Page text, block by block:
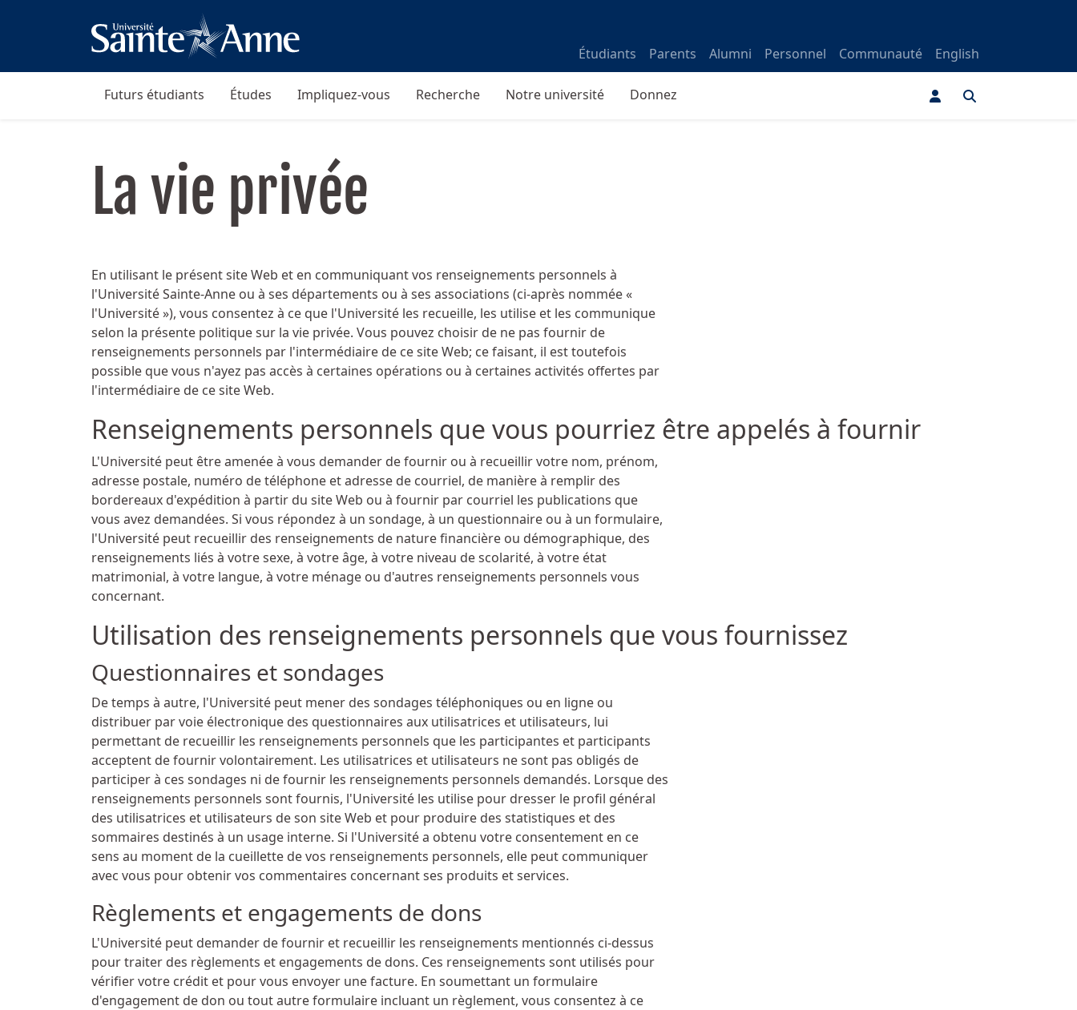
Étudiants Parents Alumni Personnel Communauté English
Futurs étudiants Études Impliquez-vous Recherche Notre université Donnez
La vie privée
En utilisant le présent site Web et en communiquant vos renseignements personnels à
l'Université Sainte-Anne ou à ses départements ou à ses associations (ci-après nommée «
l'Université »), vous consentez à ce que l'Université les recueille, les utilise et les communique
selon la présente politique sur la vie privée. Vous pouvez choisir de ne pas fournir de
renseignements personnels par l'intermédiaire de ce site Web; ce faisant, il est toutefois
possible que vous n'ayez pas accès à certaines opérations ou à certaines activités offertes par
l'intermédiaire de ce site Web.
Renseignements personnels que vous pourriez être appelés à fournir
L'Université peut être amenée à vous demander de fournir ou à recueillir votre nom, prénom,
adresse postale, numéro de téléphone et adresse de courriel, de manière à remplir des
bordereaux d'expédition à partir du site Web ou à fournir par courriel les publications que
vous avez demandées. Si vous répondez à un sondage, à un questionnaire ou à un formulaire,
l'Université peut recueillir des renseignements de nature financière ou démographique, des
renseignements liés à votre sexe, à votre âge, à votre niveau de scolarité, à votre état
matrimonial, à votre langue, à votre ménage ou d'autres renseignements personnels vous
concernant.
Utilisation des renseignements personnels que vous fournissez
Questionnaires et sondages
De temps à autre, l'Université peut mener des sondages téléphoniques ou en ligne ou
distribuer par voie électronique des questionnaires aux utilisatrices et utilisateurs, lui
permettant de recueillir les renseignements personnels que les participantes et participants
acceptent de fournir volontairement. Les utilisatrices et utilisateurs ne sont pas obligés de
participer à ces sondages ni de fournir les renseignements personnels demandés. Lorsque des
renseignements personnels sont fournis, l'Université les utilise pour dresser le profil général
des utilisatrices et utilisateurs de son site Web et pour produire des statistiques et des
sommaires destinés à un usage interne. Si l'Université a obtenu votre consentement en ce
sens au moment de la cueillette de vos renseignements personnels, elle peut communiquer
avec vous pour obtenir vos commentaires concernant ses produits et services.
Règlements et engagements de dons
L'Université peut demander de fournir et recueillir les renseignements mentionnés ci-dessus
pour traiter des règlements et engagements de dons. Ces renseignements sont utilisés pour
vérifier votre crédit et pour vous envoyer une facture. En soumettant un formulaire
d'engagement de don ou tout autre formulaire incluant un règlement, vous consentez à ce